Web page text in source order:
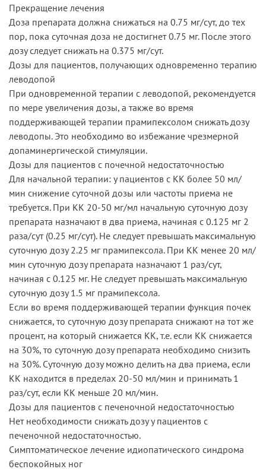
Прекращение лечения
Доза препарата должна снижаться на 0.75 мг/сут, до тех
пор, пока суточная доза не достигнет 0.75 мг. После этого
дозу следует снижать на 0.375 мг/сут.
Дозы для пациентов, получающих одновременно терапию
леводопой
При одновременной терапии с леводопой, рекомендуется
по мере увеличения дозы, а также во время
поддерживающей терапии прамипексолом снижать дозу
леводопы. Это необходимо во избежание чрезмерной
допаминергической стимуляции.
Дозы для пациентов с почечной недостаточностью
Для начальной терапии: у пациентов с КК более 50 мл/
мин снижение суточной дозы или частоты приема не
требуется. При КК 20-50 мг/мл начальную суточную дозу
препарата назначают в два приема, начиная с 0.125 мг 2
раза/сут (0.25 мг/сут). Не следует превышать максимальную
суточную дозу 2.25 мг прамипексола. При КК менее 20 мл/
мин суточную дозу препарата назначают 1 раз/сут,
начиная с 0.125 мг. Не следует превышать максимальную
суточную дозу 1.5 мг прамипексола.
Если во время поддерживающей терапии функция почек
снижается, то суточную дозу препарата снижают на тот же
процент, на который снижается КК, т.е. если КК снижается
на 30%, то суточную дозу препарата необходимо снизить
на 30%. Суточную дозу можно делить на два приема, если
КК находится в пределах 20-50 мл/мин и принимать 1
раз/сут, если КК меньше 20 мл/мин.
Дозы для пациентов с печеночной недостаточностью
Нет необходимости снижать дозу у пациентов с
печеночной недостаточностью.
Симптоматическое лечение идиопатического синдрома
беспокойных ног